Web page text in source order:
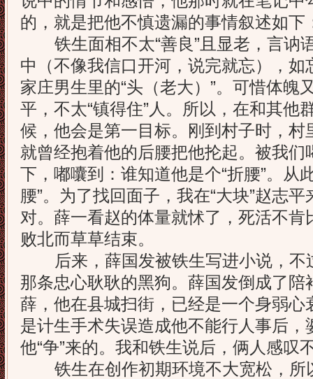
的，就是把他不慎遗漏的事情叙述如下
铁生面相不太“善良”且显老，言讷
中（不像我信口开河，说完就忘），
家庄男生里的“头（老大）”。可惜体魄
平，不太“镇得住”人。所以，在和其他
候，他会是第一目标。刚到村子时，村
就曾经抱着他的后腰把他抡起。被我们
下，嘟囔到：谁知道他是个“折腰”。从
腰”。为了找回面子，我在“大块”赵志
对。薛一看赵的体量就怵了，死活不
败北而草草结束。
后来，薛国发被铁生写进小说，不
那条忠心耿耿的黑狗。薛国发倒成了陪
薛，他在县城扫街，已经是一个身弱心
是计生手术失误造成他不能行人事后，
他“争”来的。我和铁生说后，俩人感叹
铁生在创作初期环境不大宽松，所